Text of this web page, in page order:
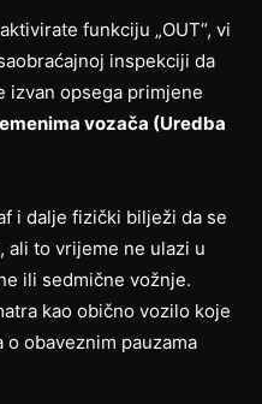
funkciju „OUT“, vi
inspekciji da
izvan opsega primjene
vozača (Uredba
i dalje fizički bilježi da se
ali to vrijeme ne ulazi u
ili sedmične vožnje.
kao obično vozilo koje
obaveznim pauzama